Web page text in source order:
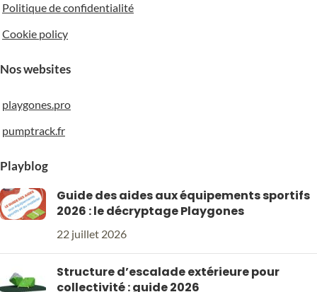
Politique de confidentialité
Cookie policy
Nos websites
playgones.pro
pumptrack.fr
Playblog
Guide des aides aux équipements sportifs
2026 : le décryptage Playgones
22 juillet 2026
Structure d’escalade extérieure pour
collectivité : guide 2026